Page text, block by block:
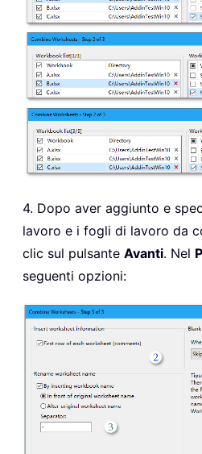
4. Dopo aver aggiunto e
lavoro e i fogli di lavoro da
clic sul pulsante Avanti. Nel
seguenti opzioni: